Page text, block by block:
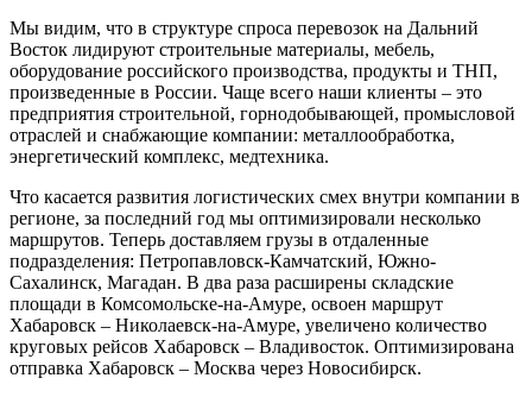
Мы видим, что в структуре спроса перевозок на Дальний
Восток лидируют строительные материалы, мебель,
оборудование российского производства, продукты и ТНП,
произведенные в России. Чаще всего наши клиенты – это
предприятия строительной, горнодобывающей, промысловой
отраслей и снабжающие компании: металлообработка,
энергетический комплекс, медтехника.
Что касается развития логистических смех внутри компании в
регионе, за последний год мы оптимизировали несколько
маршрутов. Теперь доставляем грузы в отдаленные
подразделения: Петропавловск-Камчатский, Южно-
Сахалинск, Магадан. В два раза расширены складские
площади в Комсомольске-на-Амуре, освоен маршрут
Хабаровск – Николаевск-на-Амуре, увеличено количество
круговых рейсов Хабаровск – Владивосток. Оптимизирована
отправка Хабаровск – Москва через Новосибирск.